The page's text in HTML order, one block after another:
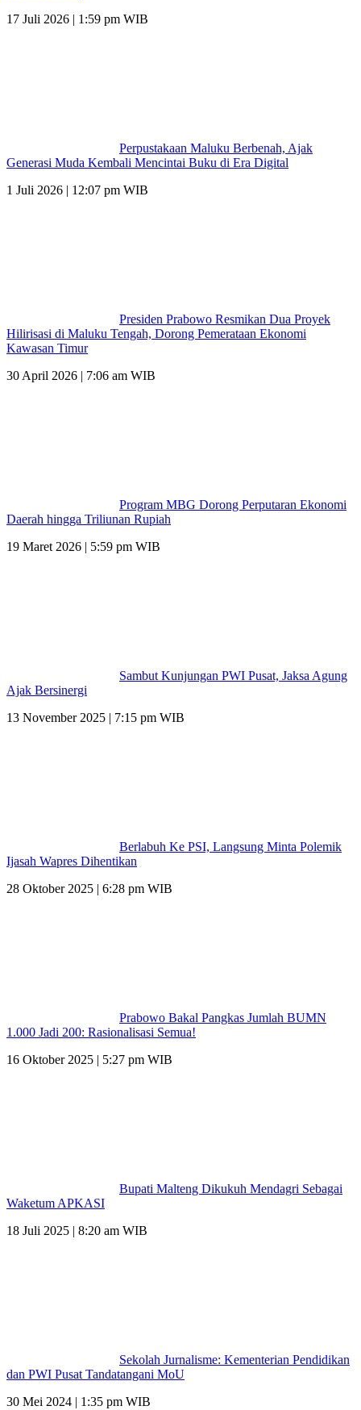
17 Juli 2026 | 1:59 pm WIB
Perpustakaan Maluku Berbenah, Ajak
Generasi Muda Kembali Mencintai Buku di Era Digital
1 Juli 2026 | 12:07 pm WIB
Presiden Prabowo Resmikan Dua Proyek
Hilirisasi di Maluku Tengah, Dorong Pemerataan Ekonomi
Kawasan Timur
30 April 2026 | 7:06 am WIB
Program MBG Dorong Perputaran Ekonomi
Daerah hingga Triliunan Rupiah
19 Maret 2026 | 5:59 pm WIB
Sambut Kunjungan PWI Pusat, Jaksa Agung
Ajak Bersinergi
13 November 2025 | 7:15 pm WIB
Berlabuh Ke PSI, Langsung Minta Polemik
Ijasah Wapres Dihentikan
28 Oktober 2025 | 6:28 pm WIB
Prabowo Bakal Pangkas Jumlah BUMN
1.000 Jadi 200: Rasionalisasi Semua!
16 Oktober 2025 | 5:27 pm WIB
Bupati Malteng Dikukuh Mendagri Sebagai
Waketum APKASI
18 Juli 2025 | 8:20 am WIB
Sekolah Jurnalisme: Kementerian Pendidikan
dan PWI Pusat Tandatangani MoU
30 Mei 2024 | 1:35 pm WIB